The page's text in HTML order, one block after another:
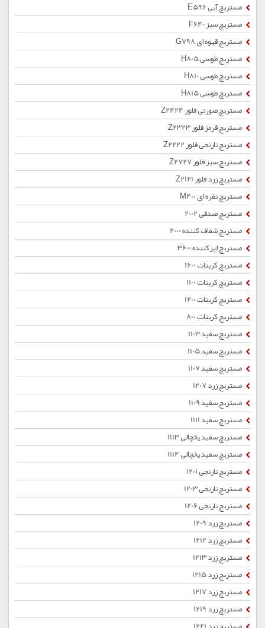
مستربچ آبی E596
مستربچ سبز F640
مستربچ قهوه ای G798
مستربچ طوسی H805
مستربچ طوسی H810
مستربچ طوسی H815
مستربچ صورتی فلور Z2424
مستربچ قرمز فلور Z2323
مستربچ نارنجی فلور Z2222
مستربچ سبز فلور Z2727
مستربچ زرد فلور Z2121
مستربچ نقره ای M400
مستربچ صدفی 2002
مستربچ شفاف کننده 2000
مستربچ لیزکننده 3600
مستربچ کربنات 1600
مستربچ کربنات 1100
مستربچ کربنات 1200
مستربچ کربنات 800
مستربچ سفید 1103
مستربچ سفید 1105
مستربچ سفید 1107
مستربچ زرد 1207
مستربچ سفید 1109
مستربچ سفید 1111
مستربچ سفید یخچالی 1113
مستربچ سفید یخچالی 1114
مستربچ نارنجی 1201
مستربچ نارنجی 1203
مستربچ نارنجی 1206
مستربچ زرد 1209
مستربچ زرد 1212
مستربچ زرد 1213
مستربچ زرد 1215
مستربچ زرد 1217
مستربچ زرد 1219